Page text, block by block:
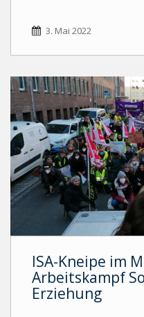
3. Mai 2022
ISA-Kneipe im
Arbeitskampf
Erziehung